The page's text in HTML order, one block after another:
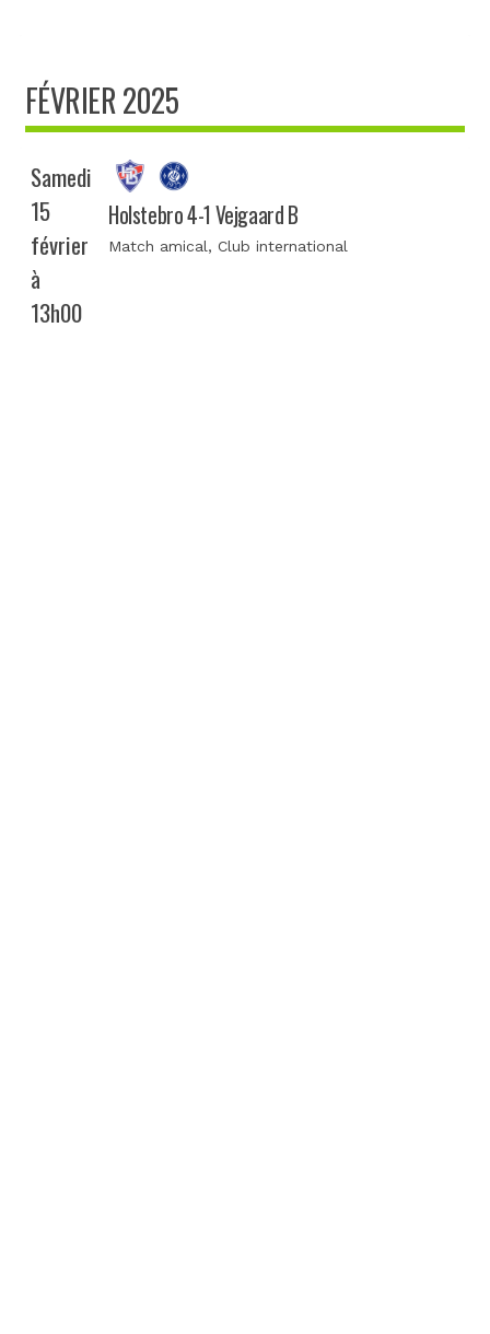
FÉVRIER 2025
Samedi
15
février
à
13h00
Holstebro 4-1 Vejgaard B
Match amical, Club international